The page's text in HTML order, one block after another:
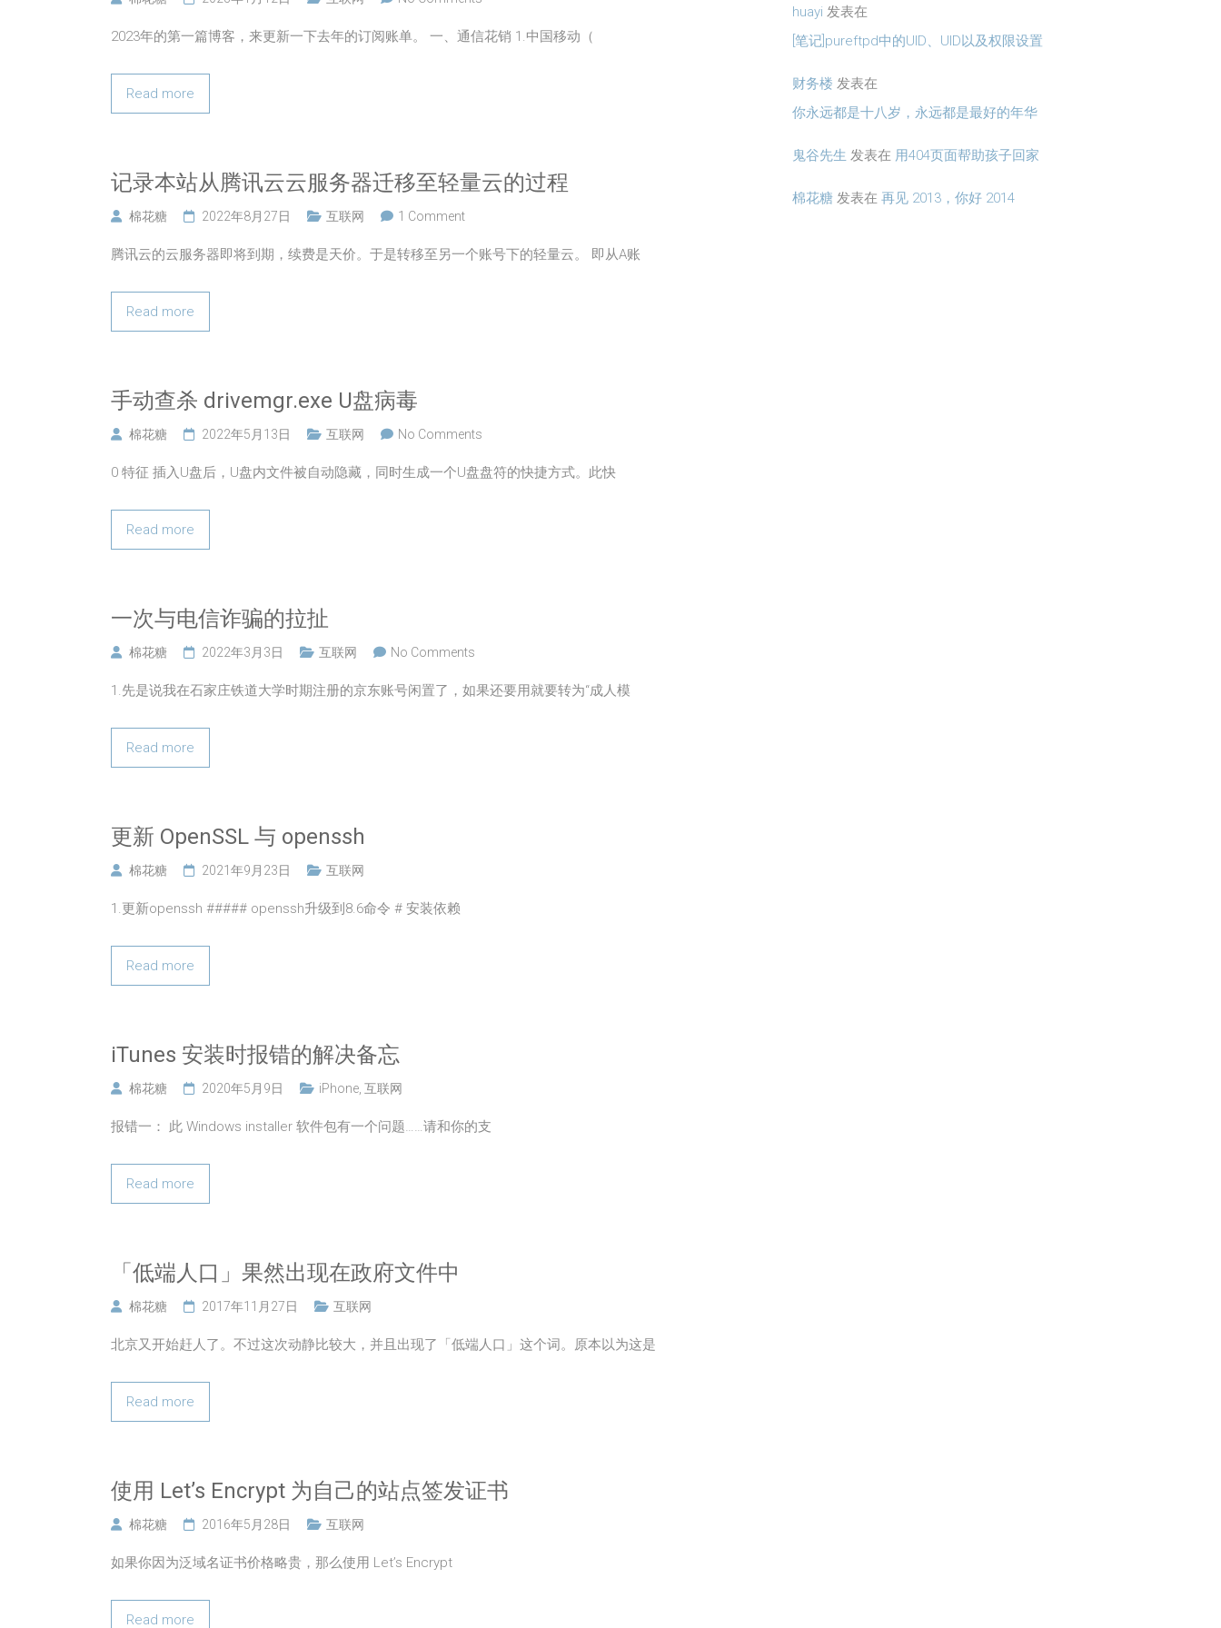
2023年的第一篇博客，来更新一下去年的订阅账单。 一、通信花销 1.中国移动（
Read more
记录本站从腾讯云云服务器迁移至轻量云的过程
棉花糖 2022年8月27日 互联网 1 Comment
腾讯云的云服务器即将到期，续费是天价。于是转移至另一个账号下的轻量云。 即从A账
Read more
手动查杀 drivemgr.exe U盘病毒
棉花糖 2022年5月13日 互联网 No Comments
0 特征 插入U盘后，U盘内文件被自动隐藏，同时生成一个U盘盘符的快捷方式。此快
Read more
一次与电信诈骗的拉扯
棉花糖 2022年3月3日 互联网 No Comments
1.先是说我在石家庄铁道大学时期注册的京东账号闲置了，如果还要用就要转为“成人模
Read more
更新 OpenSSL 与 openssh
棉花糖 2021年9月23日 互联网
1.更新openssh ##### openssh升级到8.6命令 # 安装依赖
Read more
iTunes 安装时报错的解决备忘
棉花糖 2020年5月9日 iPhone 互联网
报错一： 此 Windows installer 软件包有一个问题……请和你的支
Read more
「低端人口」果然出现在政府文件中
棉花糖 2017年11月27日 互联网
北京又开始赶人了。不过这次动静比较大，并且出现了「低端人口」这个词。原本以为这是
Read more
使用 Let’s Encrypt 为自己的站点签发证书
棉花糖 2016年5月28日 互联网
如果你因为泛域名证书价格略贵，那么使用 Let’s Encrypt
Read more
huayi 发表在
[笔记]pureftpd中的UID、UID以及权限设置
财务楼 发表在
你永远都是十八岁，永远都是最好的年华
鬼谷先生 发表在 用404页面帮助孩子回家
棉花糖 发表在 再见 2013，你好 2014